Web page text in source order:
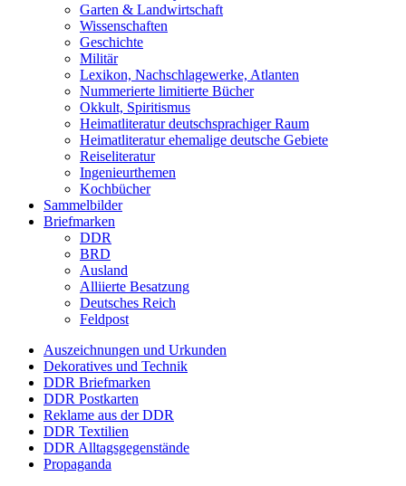
Garten & Landwirtschaft
Wissenschaften
Geschichte
Militär
Lexikon, Nachschlagewerke, Atlanten
Nummerierte limitierte Bücher
Okkult, Spiritismus
Heimatliteratur deutschsprachiger Raum
Heimatliteratur ehemalige deutsche Gebiete
Reiseliteratur
Ingenieurthemen
Kochbücher
Sammelbilder
Briefmarken
DDR
BRD
Ausland
Alliierte Besatzung
Deutsches Reich
Feldpost
Auszeichnungen und Urkunden
Dekoratives und Technik
DDR Briefmarken
DDR Postkarten
Reklame aus der DDR
DDR Textilien
DDR Alltagsgegenstände
Propaganda